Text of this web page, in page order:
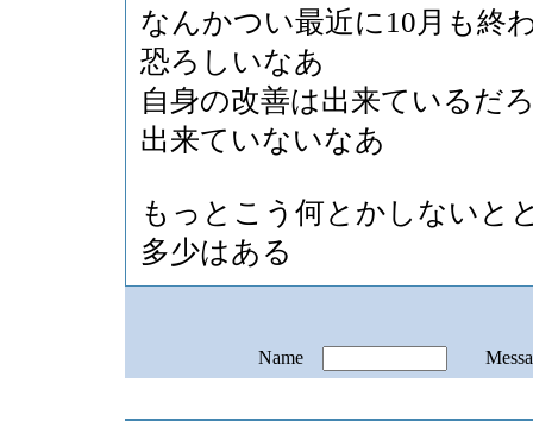
なんかつい最近に10月も終
恐ろしいなあ
自身の改善は出来ているだ
出来ていないなあ
もっとこう何とかしないと
多少はある
Name